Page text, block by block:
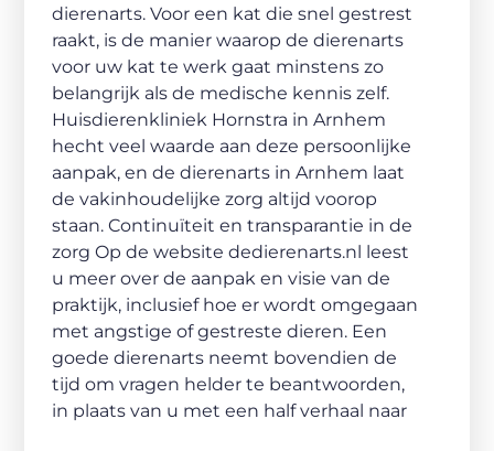
dierenarts. Voor een kat die snel gestrest
raakt, is de manier waarop de dierenarts
voor uw kat te werk gaat minstens zo
belangrijk als de medische kennis zelf.
Huisdierenkliniek Hornstra in Arnhem
hecht veel waarde aan deze persoonlijke
aanpak, en de dierenarts in Arnhem laat
de vakinhoudelijke zorg altijd voorop
staan. Continuïteit en transparantie in de
zorg Op de website dedierenarts.nl leest
u meer over de aanpak en visie van de
praktijk, inclusief hoe er wordt omgegaan
met angstige of gestreste dieren. Een
goede dierenarts neemt bovendien de
tijd om vragen helder te beantwoorden,
in plaats van u met een half verhaal naar